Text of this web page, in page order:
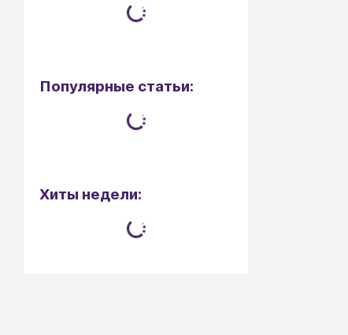
Популярные статьи:
Хиты недели: